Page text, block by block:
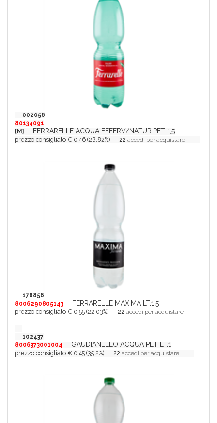
002056
80134091
[M]
FERRARELLE ACQUA EFFERV/NATUR.PET 1,5
prezzo consigliato € 0.46 (28.82%) 22 accedi per acquistare
178856
8006290805143
FERRARELLE MAXIMA LT.1,5
prezzo consigliato € 0.55 (22.03%) 22 accedi per acquistare
102437
8006373001004
GAUDIANELLO ACQUA PET LT.1
prezzo consigliato € 0.45 (35.2%) 22 accedi per acquistare